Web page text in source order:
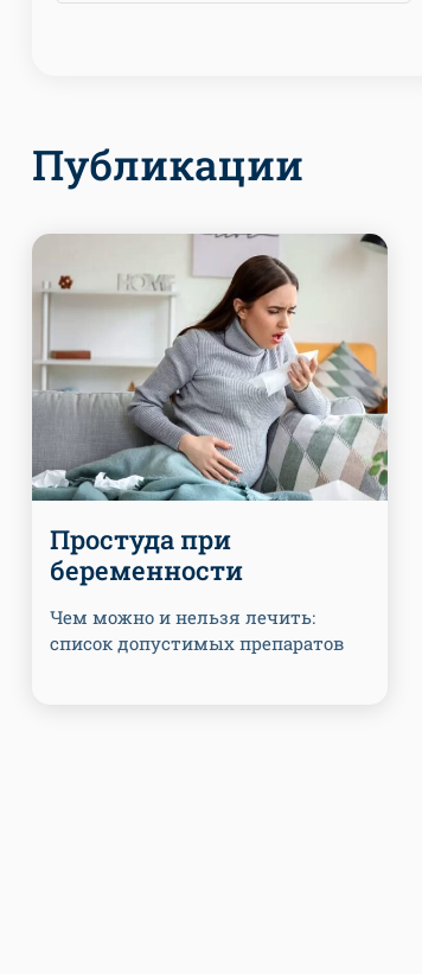
Публикации
Простуда при
беременности
Чем можно и нельзя лечить:
список допустимых препаратов